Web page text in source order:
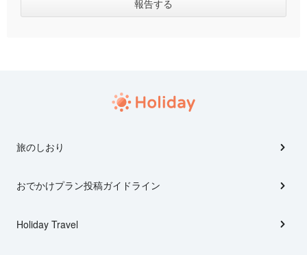
旅のしおり
おでかけプラン投稿ガイドライン
Holiday Travel